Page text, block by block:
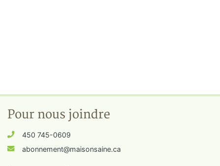
Pour nous joindre
450 745-0609
abonnement@maisonsaine.ca